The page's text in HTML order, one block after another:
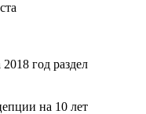
год раздел
на 10 лет